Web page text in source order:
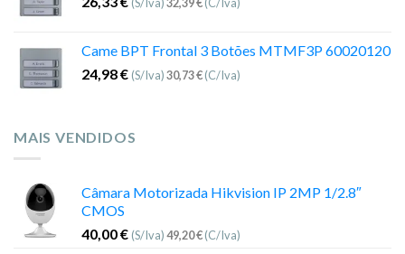
Came BPT Frontal 3 Botões MTMF3P 60020120
24,98€ (S/Iva)30,73€(C/Iva)
MAIS VENDIDOS
Câmara Motorizada Hikvision IP 2MP 1/2.8″
CMOS
40,00€ (S/Iva)49,20€(C/Iva)